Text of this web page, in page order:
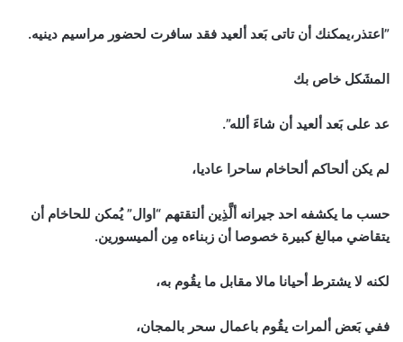
”اعتذر،يمكنك أن تاتى بَعد ألعيد فقد سافرت لحضور مراسيم دينيه.
المشَكل خاص بك
عد على بَعد ألعيد أن شاءَ ألله”.
لم يكن ألحاكم ألحاخام ساحرا عاديا،
حسب ما يكشفه احد جيرانه ألَّذِين ألتقتهم “اوال” يُمكن للحاخام أن
يتقاضي مبالغ كبيرة خصوصا أن زبناءه مِن ألميسورين.
لكنه لا يشترط أحيانا مالا مقابل ما يقُوم به،
ففي بَعض ألمرات يقُوم باعمال سحر بالمجان،